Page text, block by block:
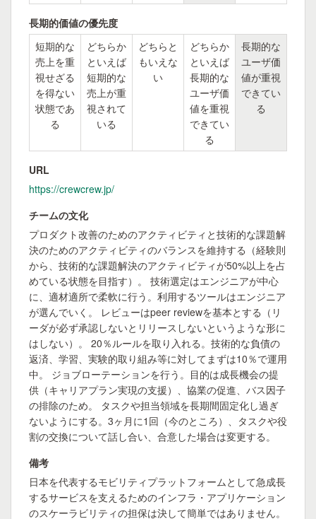
長期的価値の優先度
短期的な
売上を重
視せざる
を得ない
状態であ
る
どちらか
といえば
短期的な
売上が重
視されて
いる
どちらと
もいえな
い
どちらか
といえば
長期的な
ユーザ価
値を重視
できてい
る
長期的な
ユーザ価
値が重視
できてい
る
URL
https://crewcrew.jp/
チームの文化
プロダクト改善のためのアクティビティと技術的な課題解
決のためのアクティビティのバランスを維持する（経験則
から、技術的な課題解決のアクティビティが50%以上を占
めている状態を目指す）。 技術選定はエンジニアが中心
に、適材適所で柔軟に行う。利用するツールはエンジニア
が選んでいく。 レビューはpeer reviewを基本とする（リ
ーダが必ず承認しないとリリースしないというような形に
はしない）。 20％ルールを取り入れる。技術的な負債の
返済、学習、実験的取り組み等に対してまずは10％で運用
中。 ジョブローテーションを行う。目的は成長機会の提
供（キャリアプラン実現の支援）、協業の促進、バス因子
の排除のため。 タスクや担当領域を長期間固定化し過ぎ
ないようにする。3ヶ月に1回（今のところ）、タスクや役
割の交換について話し合い、合意した場合は変更する。
備考
日本を代表するモビリティプラットフォームとして急成長
するサービスを支えるためのインフラ・アプリケーション
のスケーラビリティの担保は決して簡単ではありません。